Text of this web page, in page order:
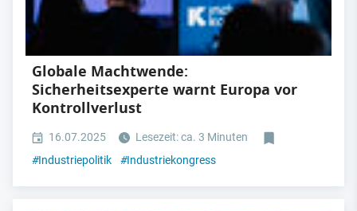
Globale Machtwende:
Sicherheitsexperte warnt Europa vor
Kontrollverlust
16.07.2025
Lesezeit: ca. 3 Minuten
#Industriepolitik #Industriekongress